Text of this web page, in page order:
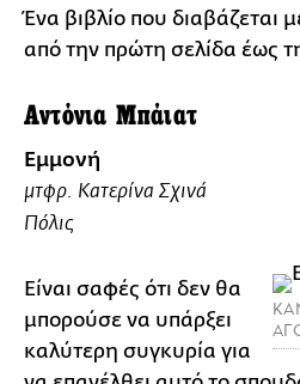
Ένα βιβλίο που διαβάζεται
από την πρώτη σελίδα έως
Αντόνια Μπάιατ
Εμμονή
μτφρ. Κατερίνα Σχινά
Πόλις
Είναι σαφές ότι δεν θα
μπορούσε να υπάρξει
καλύτερη συγκυρία για